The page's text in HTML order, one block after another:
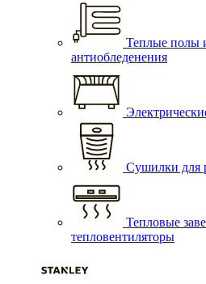
Теплые полы
антиобледенения
Сушилки для
Тепловые
тепловентиляторы